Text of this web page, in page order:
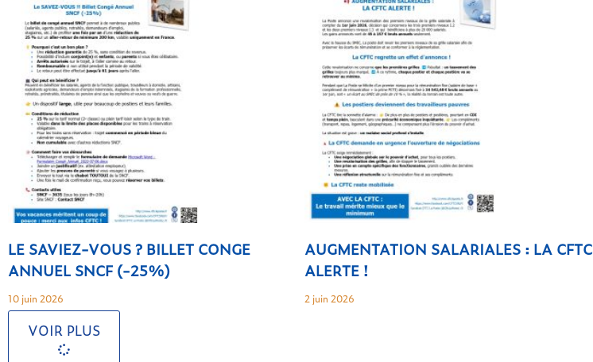
LE SAVIEZ-VOUS ? BILLET CONGE
ANNUEL SNCF (-25%)
10 juin 2026
AUGMENTATION SALARIALES : LA CFTC
ALERTE !
2 juin 2026
VOIR PLUS